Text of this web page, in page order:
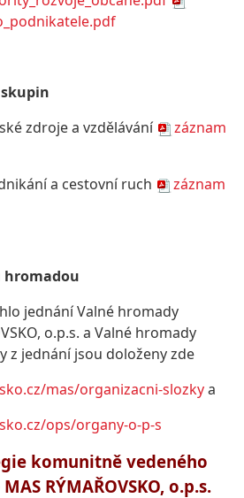
zdroje a vzdělávání
záznam
a cestovní ruch
záznam
hromadou
jednání Valné hromady
o.p.s. a Valné hromady
z jednání jsou doloženy zde
mas/organizacni-slozkya
ops/organy-o-p-s
komunitně vedeného
RÝMAŘOVSKO, o.p.s.